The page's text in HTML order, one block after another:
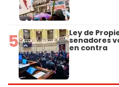
5 Ley de
senadores
en contra